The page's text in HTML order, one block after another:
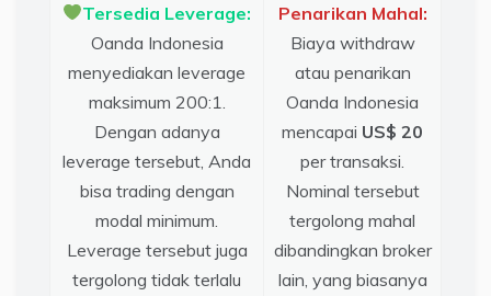
Tersedia Leverage:
Oanda Indonesia
menyediakan leverage
maksimum 200:1.
Dengan adanya
leverage tersebut, Anda
bisa trading dengan
modal minimum.
Leverage tersebut juga
tergolong tidak terlalu
Penarikan Mahal:
Biaya withdraw
atau penarikan
Oanda Indonesia
mencapai US$ 20
per transaksi.
Nominal tersebut
tergolong mahal
dibandingkan broker
lain, yang biasanya